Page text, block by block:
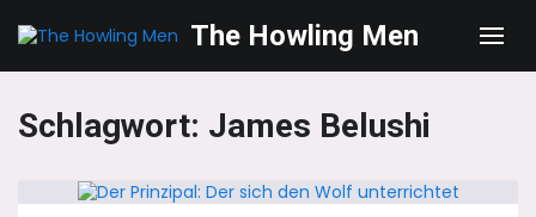
The Howling Men
Schlagwort: James Belushi